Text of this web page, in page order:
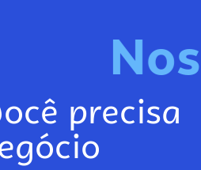
Nos
precisa